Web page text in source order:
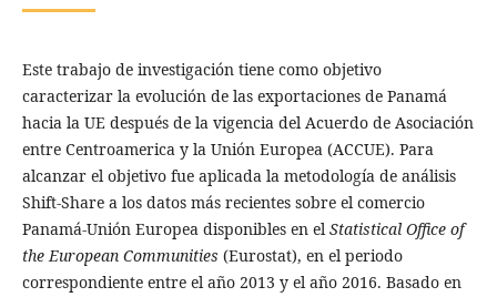
Este trabajo de investigación tiene como objetivo
caracterizar la evolución de las exportaciones de Panamá
hacia la UE después de la vigencia del Acuerdo de Asociación
entre Centroamerica y la Unión Europea (ACCUE). Para
alcanzar el objetivo fue aplicada la metodología de análisis
Shift-Share a los datos más recientes sobre el comercio
Panamá-Unión Europea disponibles en elStatistical Office of
the European Communities (Eurostat), en el periodo
correspondiente entre el año 2013 y el año 2016. Basado en